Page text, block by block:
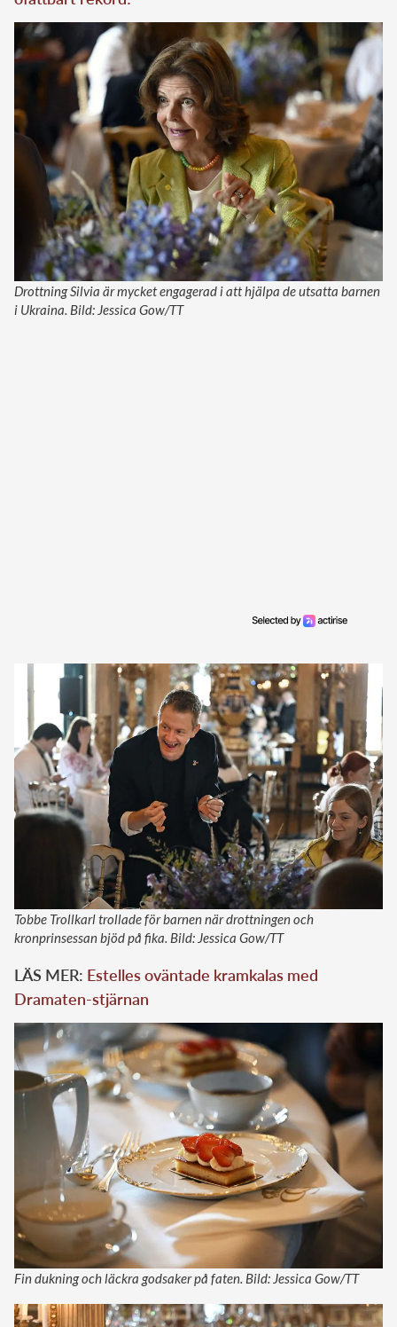
Drottning Silvia är mycket engagerad i att hjälpa de utsatta barnen
i Ukraina. Bild: Jessica Gow/TT
Tobbe Trollkarl trollade för barnen när drottningen och
kronprinsessan bjöd på fika. Bild: Jessica Gow/TT
LÄS MER: Estelles oväntade kramkalas med
Dramaten-stjärnan
Fin dukning och läckra godsaker på faten. Bild: Jessica Gow/TT